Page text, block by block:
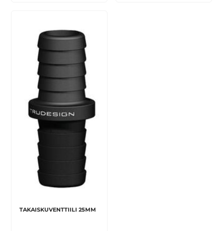
TAKAISKUVENTTIILI 25MM